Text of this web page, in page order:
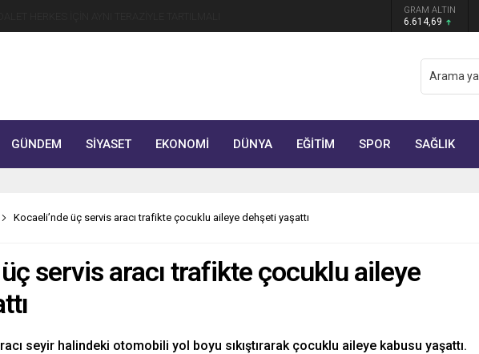
GRAM ALTIN
6.614,69
GÜNDEM SİYASET EKONOMİ DÜNYA EĞİTİM SPOR SAĞLIK
Kocaeli’nde üç servis aracı trafikte çocuklu aileye dehşeti yaşattı
servis aracı trafikte çocuklu aileye
seyir halindeki otomobili yol boyu sıkıştırarak çocuklu aileye kabusu yaşattı.